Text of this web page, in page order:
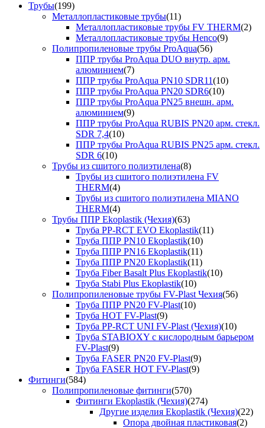
Трубы(199)
Металлопластиковые трубы(11)
Металлопластиковые трубы FV THERM(2)
Металлопластиковые трубы Henco(9)
Полипропиленовые трубы ProAqua(56)
ППР трубы ProAqua DUO внутр. арм.
алюминием(7)
ППР трубы ProAqua PN10 SDR11(10)
ППР трубы ProAqua PN20 SDR6(10)
ППР трубы ProAqua PN25 внешн. арм.
алюминием(9)
ППР трубы ProAqua RUBIS PN20 арм. стекл.
SDR 7,4(10)
ППР трубы ProAqua RUBIS PN25 арм. стекл.
SDR 6(10)
Трубы из сшитого полиэтилена(8)
Трубы из сшитого полиэтилена FV
THERM(4)
Трубы из сшитого полиэтилена MIANO
THERM(4)
Трубы ППР Ekoplastik (Чехия)(63)
Труба PP-RCT EVO Ekoplastik(11)
Труба ППР PN10 Ekoplastik(10)
Труба ППР PN16 Ekoplastik(11)
Труба ППР PN20 Ekoplastik(11)
Труба Fiber Basalt Plus Ekoplastik(10)
Труба Stabi Plus Ekoplastik(10)
Полипропиленовые трубы FV-Plast Чехия(56)
Труба ППР PN20 FV-Plast(10)
Труба HOT FV-Plast(9)
Труба PP-RCT UNI FV-Plast (Чехия)(10)
Труба STABIOXY с кислородным барьером
FV-Plast(9)
Труба FASER PN20 FV-Plast(9)
Труба FASER HOT FV-Plast(9)
Фитинги(584)
Полипропиленовые фитинги(570)
Фитинги Ekoplastik (Чехия)(274)
Другие изделия Ekoplastik (Чехия)(22)
Опора двойная пластиковая(2)